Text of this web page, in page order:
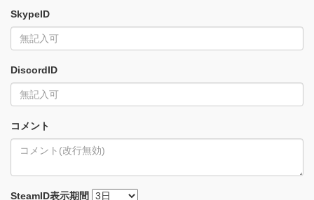
SkypeID
DiscordID
コメント
SteamID表示期間